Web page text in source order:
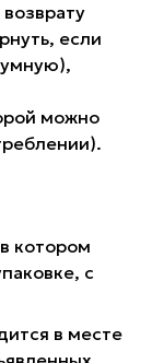
если
можно
котором
с
в месте